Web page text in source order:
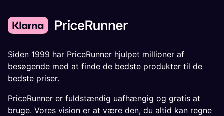
Siden 1999 har PriceRunner hjulpet millioner af
besøgende med at finde de bedste produkter til de
bedste priser.
PriceRunner er fuldstændig uafhængig og gratis at
bruge. Vores vision er at være den, du altid kan regne